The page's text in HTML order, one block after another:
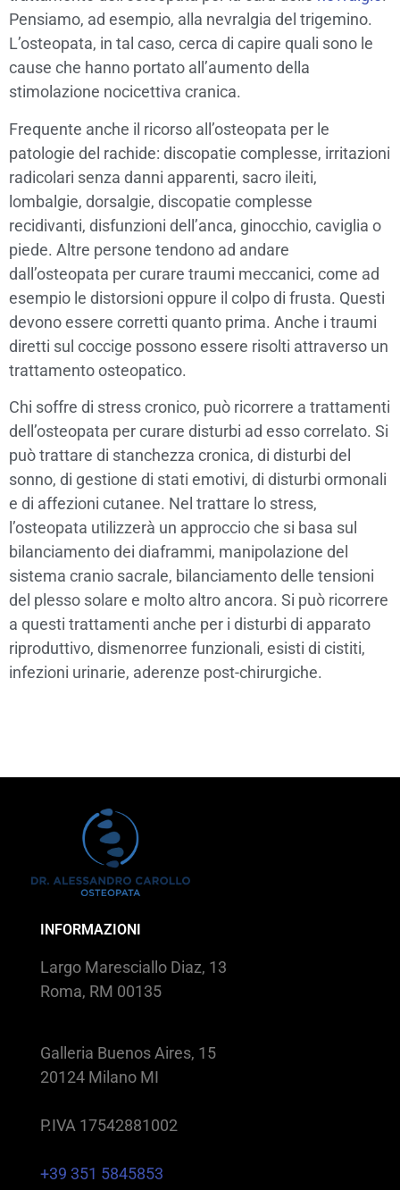
Pensiamo, ad esempio, alla nevralgia del trigemino.
L’osteopata, in tal caso, cerca di capire quali sono le
cause che hanno portato all’aumento della
stimolazione nocicettiva cranica.
Frequente anche il ricorso all’osteopata per le
patologie del rachide: discopatie complesse, irritazioni
radicolari senza danni apparenti, sacro ileiti,
lombalgie, dorsalgie, discopatie complesse
recidivanti, disfunzioni dell’anca, ginocchio, caviglia o
piede. Altre persone tendono ad andare
dall’osteopata per curare traumi meccanici, come ad
esempio le distorsioni oppure il colpo di frusta. Questi
devono essere corretti quanto prima. Anche i traumi
diretti sul coccige possono essere risolti attraverso un
trattamento osteopatico.
Chi soffre di stress cronico, può ricorrere a trattamenti
dell’osteopata per curare disturbi ad esso correlato. Si
può trattare di stanchezza cronica, di disturbi del
sonno, di gestione di stati emotivi, di disturbi ormonali
e di affezioni cutanee. Nel trattare lo stress,
l’osteopata utilizzerà un approccio che si basa sul
bilanciamento dei diaframmi, manipolazione del
sistema cranio sacrale, bilanciamento delle tensioni
del plesso solare e molto altro ancora. Si può ricorrere
a questi trattamenti anche per i disturbi di apparato
riproduttivo, dismenorree funzionali, esisti di cistiti,
infezioni urinarie, aderenze post-chirurgiche.
INFORMAZIONI
Largo Maresciallo Diaz, 13
Roma, RM 00135
Galleria Buenos Aires, 15
20124 Milano MI
P.IVA 17542881002
+39 351 5845853